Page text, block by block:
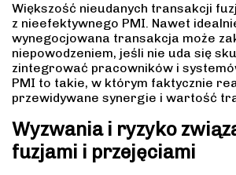
Większość nieudanych transakcji
z nieefektywnego PMI. Nawet
wynegocjowana transakcja może
niepowodzeniem, jeśli nie uda się
zintegrować pracowników i
PMI to takie, w którym faktycznie
przewidywane synergie i wartość
Wyzwania i ryzyko
fuzjami i przejęciami